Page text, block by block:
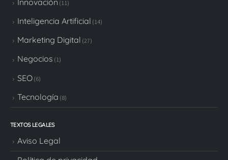
Inteligencia Artificial
Marketing Digital(27)
Negocios(1)
SEO(6)
Tecnología
TEXTOS LEGALES
Aviso Legal
Política de privacidad